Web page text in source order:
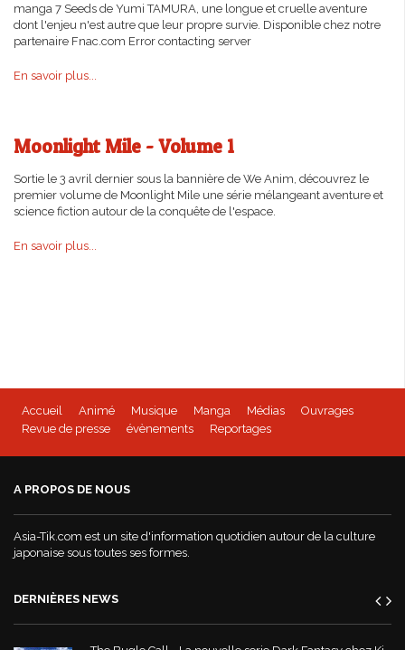
manga 7 Seeds de Yumi TAMURA, une longue et cruelle aventure
dont l'enjeu n'est autre que leur propre survie. Disponible chez notre
partenaire Fnac.com Error contacting server
En savoir plus...
Moonlight Mile - Volume 1
Sortie le 3 avril dernier sous la bannière de We Anim, découvrez le
premier volume de Moonlight Mile une série mélangeant aventure et
science fiction autour de la conquête de l'espace.
En savoir plus...
Accueil Animé Musique Manga Médias
Ouvrages
Revue de presse
évènements Reportages
A PROPOS DE NOUS
Asia-Tik.com est un site d'information quotidien autour de la culture
japonaise sous toutes ses formes.
DERNIÈRES NEWS